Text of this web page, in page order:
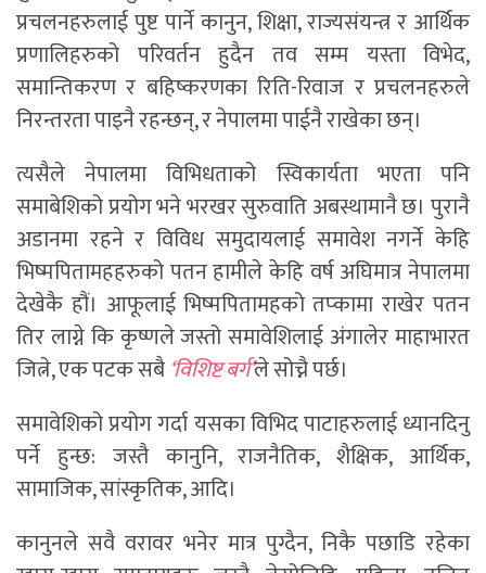
प्रचलनहरुलाई पुष्ट पार्ने कानुन, शिक्षा, राज्यसंयन्त्र र आर्थिक
प्रणालिहरुको परिवर्तन हुदैन तव सम्म यस्ता विभेद,
समान्तिकरण र बहिष्करणका रिति-रिवाज र प्रचलनहरुले
निरन्तरता पाइनै रहन्छन्, र नेपालमा पाईनै राखेका छन्।
त्यसैले नेपालमा विभिधताको स्विकार्यता भएता पनि
समाबेशिको प्रयोग भने भरखर सुरुवाति अबस्थामानै छ। पुरानै
अडानमा रहने र विविध समुदायलाई समावेश नगर्ने केहि
भिष्मपितामहहरुको पतन हामीले केहि वर्ष अघिमात्र नेपालमा
देखेकै हौं। आफूलाई भिष्मपितामहको तप्कामा राखेर पतन
तिर लाग्ने कि कृष्णले जस्तो समावेशिलाई अंगालेर माहाभारत
जित्ने, एक पटक सबै ‘विशिष्ट बर्ग’ले सोच्नै पर्छ।
समावेशिको प्रयोग गर्दा यसका विभिद पाटाहरुलाई ध्यानदिनु
पर्ने हुन्छ: जस्तै कानुनि, राजनैतिक, शैक्षिक, आर्थिक,
सामाजिक, सांस्कृतिक, आदि।
कानुनले सवै वरावर भनेर मात्र पुग्दैन, निकै पछाडि रहेका